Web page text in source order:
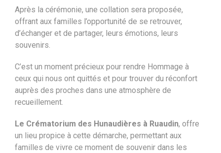
Après la cérémonie, une collation sera proposée,
offrant aux familles l’opportunité de se retrouver,
d’échanger et de partager, leurs émotions, leurs
souvenirs.
C’est un moment précieux pour rendre Hommage à
ceux qui nous ont quittés et pour trouver du réconfort
auprès des proches dans une atmosphère de
recueillement.
Le Crématorium des Hunaudières à Ruaudin, offre
un lieu propice à cette démarche, permettant aux
familles de vivre ce moment de souvenir dans les